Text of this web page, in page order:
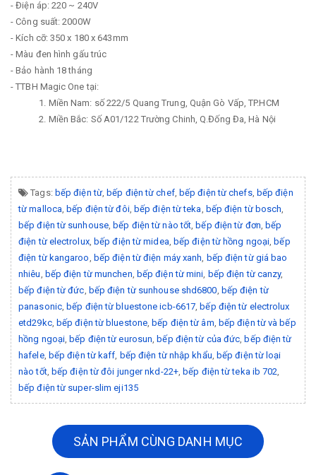
- Điện áp: 220 ~ 240V
- Công suất: 2000W
- Kích cỡ: 350 x 180 x 643mm
- Màu đen hình gấu trúc
- Bảo hành 18 tháng
- TTBH Magic One tại:
1. Miền Nam: số 222/5 Quang Trung, Quận Gò Vấp, TP.HCM
2. Miền Bắc: Số A01/122 Trường Chinh, Q.Đống Đa, Hà Nội
Tags: bếp điện từ, bếp điện từ chef, bếp điện từ chefs, bếp điện
từ malloca, bếp điện từ đôi, bếp điện từ teka, bếp điện từ bosch,
bếp điện từ sunhouse, bếp điện từ nào tốt, bếp điện từ đơn, bếp
điện từ electrolux, bếp điện từ midea, bếp điện từ hồng ngoại, bếp
điện từ kangaroo, bếp điện từ điện máy xanh, bếp điện từ giá bao
nhiêu, bếp điện từ munchen, bếp điện từ mini, bếp điện từ canzy,
bếp điện từ đức, bếp điện từ sunhouse shd6800, bếp điện từ
panasonic, bếp điện từ bluestone icb-6617, bếp điện từ electrolux
etd29kc, bếp điện từ bluestone, bếp điện từ âm, bếp điện từ và bếp
hồng ngoại, bếp điện từ eurosun, bếp điện từ của đức, bếp điện từ
hafele, bếp điện từ kaff, bếp điện từ nhập khẩu, bếp điện từ loại
nào tốt, bếp điện từ đôi junger nkd-22+, bếp điện từ teka ib 702,
bếp điện từ super-slim eji135
SẢN PHẨM CÙNG DANH MỤC